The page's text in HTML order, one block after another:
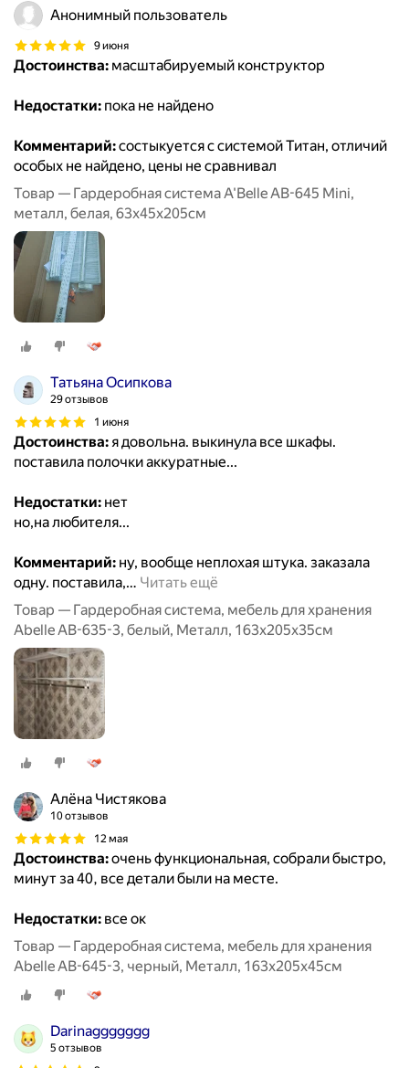
Анонимный пользователь
9 июня
Достоинства: масштабируемый конструктор
Недостатки: пока не найдено
Комментарий:состыкуется с системой Титан, отличий
особых не найдено, цены не сравнивал
Товар — Гардеробная система A'Belle АВ-645 Mini,
металл, белая, 63х45х205см
Татьяна Осипкова
29 отзывов
1 июня
Достоинства:я довольна. выкинула все шкафы.
поставила полочки аккуратные...
Недостатки: нет
но,на любителя...
Комментарий: ну, вообще неплохая штука. заказала
одну. поставила,… Читать ещё
Товар — Гардеробная система, мебель для хранения
Abelle AB-635-3, белый, Металл, 163х205х35см
Алёна Чистякова
10 отзывов
12 мая
Достоинства:очень функциональная, собрали быстро,
минут за 40, все детали были на месте.
Недостатки: все ок
Товар — Гардеробная система, мебель для хранения
Abelle AB-645-3, черный, Металл, 163х205х45см
Darinaggggggg
5 отзывов